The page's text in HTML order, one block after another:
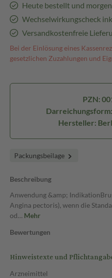
Heute bestellt und
Wechselwirkungscheck
Versandkostenfreie
Bei der Einlösung eines
gesetzlichen Zuzahlungen und
PZN:
Hersteller:
Packungsbeilage
Beschreibung
Anwendung &amp;
Angina pectoris), wenn die
od… Mehr
Bewertungen
Hinweistexte und
Arzneimittel